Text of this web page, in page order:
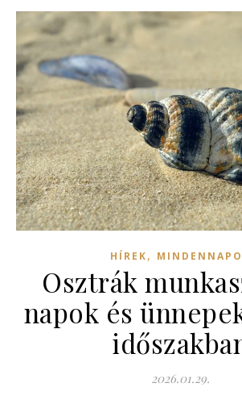
HÍREK,
Osztrák
napok és
2026.01.29.